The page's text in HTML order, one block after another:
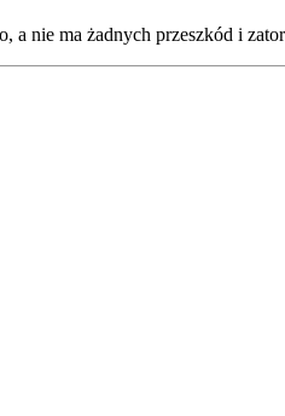
a nie ma żadnych przeszkód i